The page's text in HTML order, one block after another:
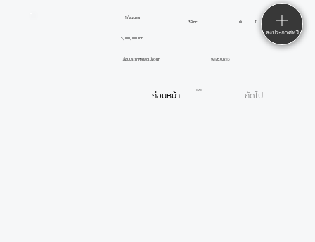
5,000,000 บาท
1 ห้องนอน
39 m² ชั้น 7
เลื่อนประกาศล่าสุดเมื่อวันที่ 9/1/67 02:13
ก่อนหน้า 1 / 1 ถัดไป
ลงประกาศฟรี